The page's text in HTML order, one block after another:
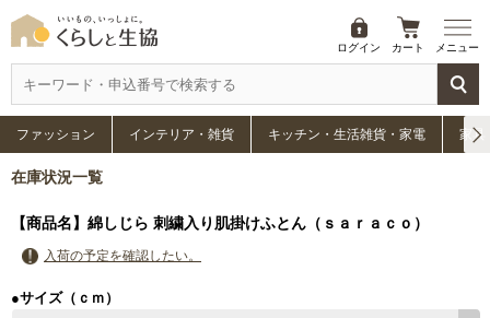
ログイン カート メニュー
ファッション インテリア・雑貨 キッチン・生活雑貨・家電 家具
在庫状況一覧
【商品名】綿しじら 刺繍入り肌掛けふとん（ｓａｒａｃｏ）
入荷の予定を確認したい。
●サイズ（ｃｍ）